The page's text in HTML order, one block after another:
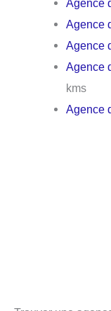
Agence
Agence
Agence
kms
Agence